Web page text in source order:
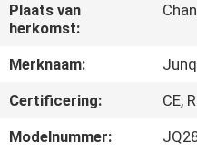
OVER
ONS
Plaats van
herkomst:
Merknaam:
Certificering:
CE,
Modelnummer: